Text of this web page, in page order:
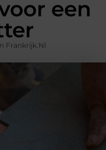
een
Frankrijk.nl